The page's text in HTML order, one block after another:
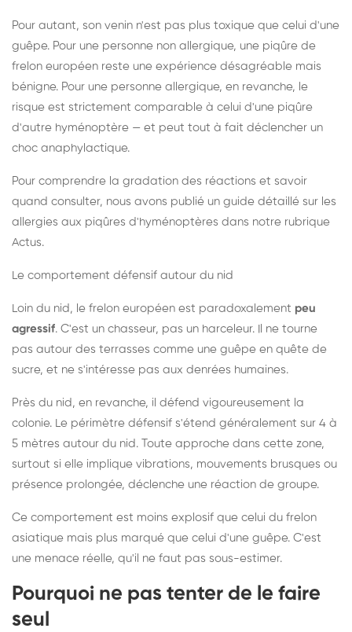
Pour autant, son venin n'est pas plus toxique que celui d'une
guêpe. Pour une personne non allergique, une piqûre de
frelon européen reste une expérience désagréable mais
bénigne. Pour une personne allergique, en revanche, le
risque est strictement comparable à celui d'une piqûre
d'autre hyménoptère — et peut tout à fait déclencher un
choc anaphylactique.
Pour comprendre la gradation des réactions et savoir
quand consulter, nous avons publié un guide détaillé sur les
allergies aux piqûres d'hyménoptères dans notre rubrique
Actus.
Le comportement défensif autour du nid
Loin du nid, le frelon européen est paradoxalement peu
agressif. C'est un chasseur, pas un harceleur. Il ne tourne
pas autour des terrasses comme une guêpe en quête de
sucre, et ne s'intéresse pas aux denrées humaines.
Près du nid, en revanche, il défend vigoureusement la
colonie. Le périmètre défensif s'étend généralement sur 4 à
5 mètres autour du nid. Toute approche dans cette zone,
surtout si elle implique vibrations, mouvements brusques ou
présence prolongée, déclenche une réaction de groupe.
Ce comportement est moins explosif que celui du frelon
asiatique mais plus marqué que celui d'une guêpe. C'est
une menace réelle, qu'il ne faut pas sous-estimer.
Pourquoi ne pas tenter de le faire
seul